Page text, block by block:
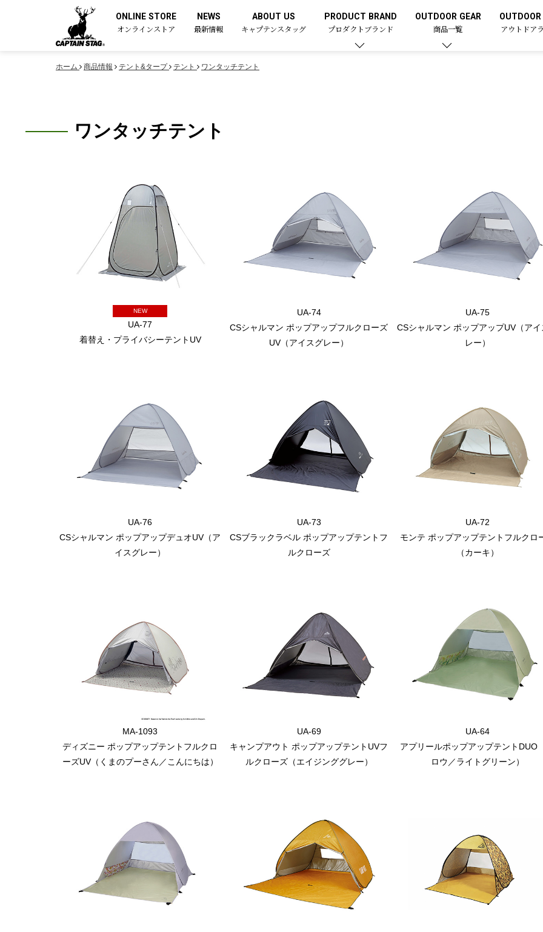
ONLINE STORE
オンラインストア
NEWS
最新情報
ABOUT US
キャプテンスタッグ
PRODUCT BRAND
プロダクトブランド
OUTDOOR GEAR
商品一覧
OUTDOOR
アウトドア
ホーム 商品情報 テント&タープ テント ワンタッチテント
ワンタッチテント
NEW
UA-77
着替え・プライバシーテントUV
UA-74
CSシャルマン ポップアップフルクローズ
UV（アイスグレー）
UA-75
CSシャルマン ポップアップUV（アイ
レー）
UA-76
CSシャルマン ポップアップデュオUV（ア
イスグレー）
UA-73
CSブラックラベル ポップアップテントフ
ルクローズ
UA-72
モンテ ポップアップテントフルクロ
（カーキ）
MA-1093
ディズニー ポップアップテントフルクロ
ーズUV（くまのプーさん／こんにちは）
UA-69
キャンプアウト ポップアップテントUVフ
ルクローズ（エイジンググレー）
UA-64
アプリールポップアップテントDUO
ロウ／ライトグリーン）